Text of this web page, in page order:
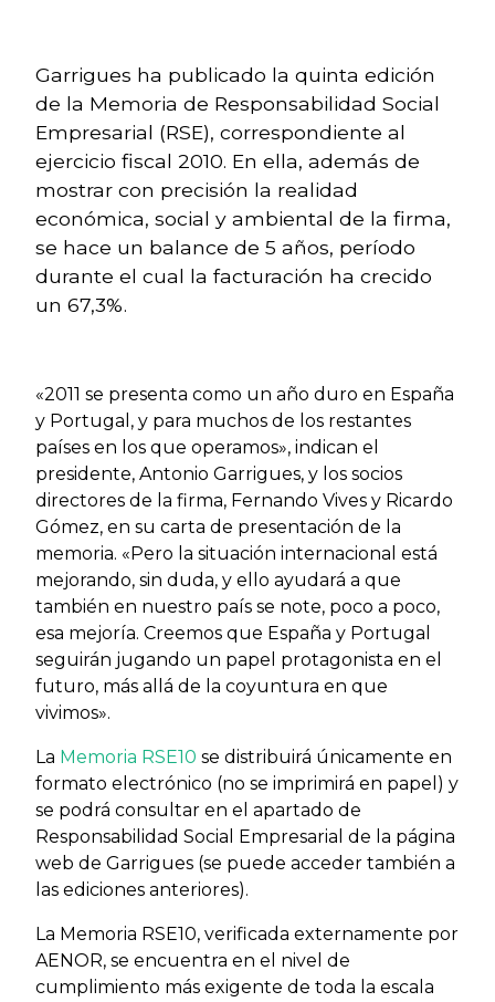
Garrigues ha publicado la quinta edición
de la Memoria de Responsabilidad Social
Empresarial (RSE), correspondiente al
ejercicio fiscal 2010. En ella, además de
mostrar con precisión la realidad
económica, social y ambiental de la firma,
se hace un balance de 5 años, período
durante el cual la facturación ha crecido
un 67,3%.
«2011 se presenta como un año duro en España
y Portugal, y para muchos de los restantes
países en los que operamos», indican el
presidente, Antonio Garrigues, y los socios
directores de la firma, Fernando Vives y Ricardo
Gómez, en su carta de presentación de la
memoria. «Pero la situación internacional está
mejorando, sin duda, y ello ayudará a que
también en nuestro país se note, poco a poco,
esa mejoría. Creemos que España y Portugal
seguirán jugando un papel protagonista en el
futuro, más allá de la coyuntura en que
vivimos».
La Memoria RSE10 se distribuirá únicamente en
formato electrónico (no se imprimirá en papel) y
se podrá consultar en el apartado de
Responsabilidad Social Empresarial de la página
web de Garrigues (se puede acceder también a
las ediciones anteriores).
La Memoria RSE10, verificada externamente por
AENOR, se encuentra en el nivel de
cumplimiento más exigente de toda la escala